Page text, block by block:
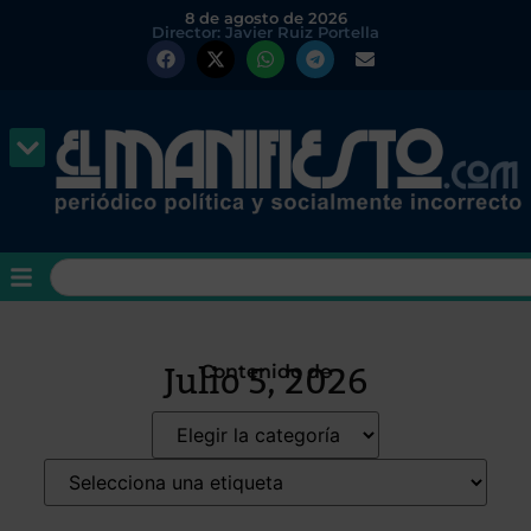
8 de agosto de 2026
Director: Javier Ruiz Portella
Contenido de
Julio 5, 2026